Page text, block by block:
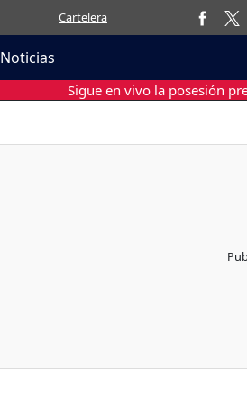
Cartelera
Noticias
Sigue en vivo la posesión